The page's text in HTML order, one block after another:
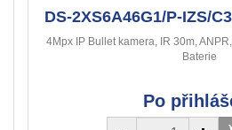
DS-2XS6A46G1/P-IZS/
4Mpx IP Bullet kamera, IR 30m,
Baterie
Po